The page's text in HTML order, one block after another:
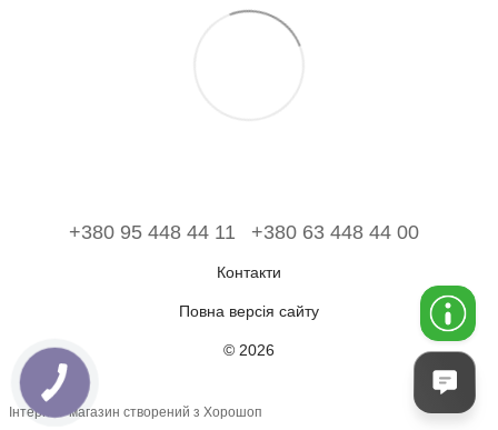
+380 95 448 44 11 +380 63 448 44 00
Контакти
Повна версія сайту
© 2026
Інтернет-магазин створений з Хорошоп